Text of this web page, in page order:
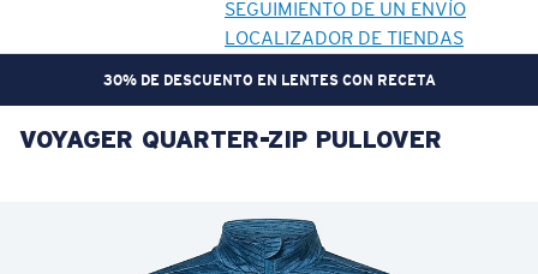
SEGUIMIENTO DE UN ENVÍO
LOCALIZADOR DE TIENDAS
30% DE DESCUENTO EN LENTES CON RECETA
OBJETIVO ACTUALIZADO¡AGREGADO AL CARRITO!
Cantidad:
VOYAGER QUARTER-ZIP PULLOVER